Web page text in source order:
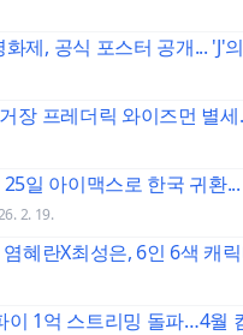
제, 공식 포스터 공개... 'J'
장 프레더릭 와이즈먼 별세
일 아이맥스로 한국 귀환
2. 19.
혜란X최성은, 6인 6색 캐
이 1억 스트리밍 돌파…4월